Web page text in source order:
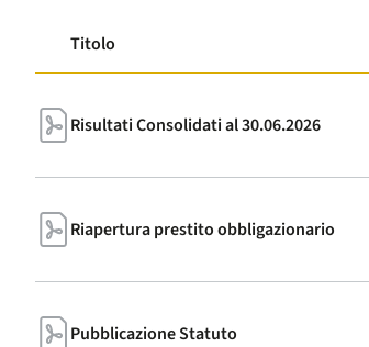
Titolo
Risultati Consolidati al 30.06.2026
Riapertura prestito obbligazionario
Pubblicazione Statuto